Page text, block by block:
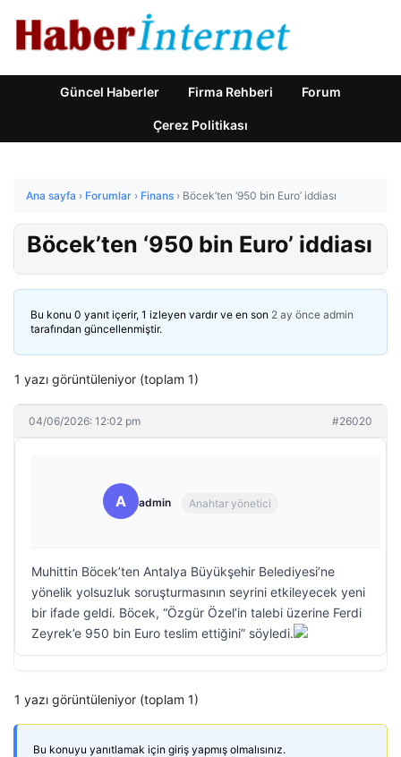
Güncel Haberler Firma Rehberi Forum
Çerez Politikası
Ana sayfa › Forumlar › Finans › Böcek’ten ‘950 bin Euro’ iddiası
Böcek’ten ‘950 bin Euro’ iddiası
Bu konu 0 yanıt içerir, 1 izleyen vardır ve en son 2 ay önce admin
tarafından güncellenmiştir.
1 yazı görüntüleniyor (toplam 1)
04/06/2026: 12:02 pm #26020
A admin Anahtar yönetici
Muhittin Böcek’ten Antalya Büyükşehir Belediyesi’ne
yönelik yolsuzluk soruşturmasının seyrini etkileyecek yeni
bir ifade geldi. Böcek, “Özgür Özel’in talebi üzerine Ferdi
Zeyrek’e 950 bin Euro teslim ettiğini” söyledi.
1 yazı görüntüleniyor (toplam 1)
Bu konuyu yanıtlamak için giriş yapmış olmalısınız.